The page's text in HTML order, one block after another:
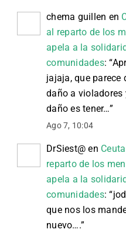
chema guillen en
al reparto de los
apela a la
comunidades: “
jajaja, que parece
daño a violadores
daño es tener…”
Ago 7, 10:04
DrSiest@ en
reparto de los
apela a la
comunidades: “
que nos los
nuevo….”